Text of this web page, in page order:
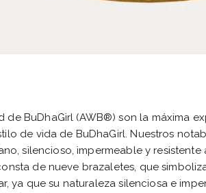
de BuDhaGirl (AWB®) son la máxima
de vida de BuDhaGirl. Nuestros
silencioso, impermeable y resistente
de nueve brazaletes, que
ya que su naturaleza silenciosa e